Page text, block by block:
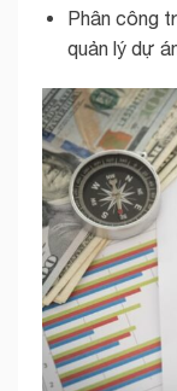
Phân công
quản lý dự